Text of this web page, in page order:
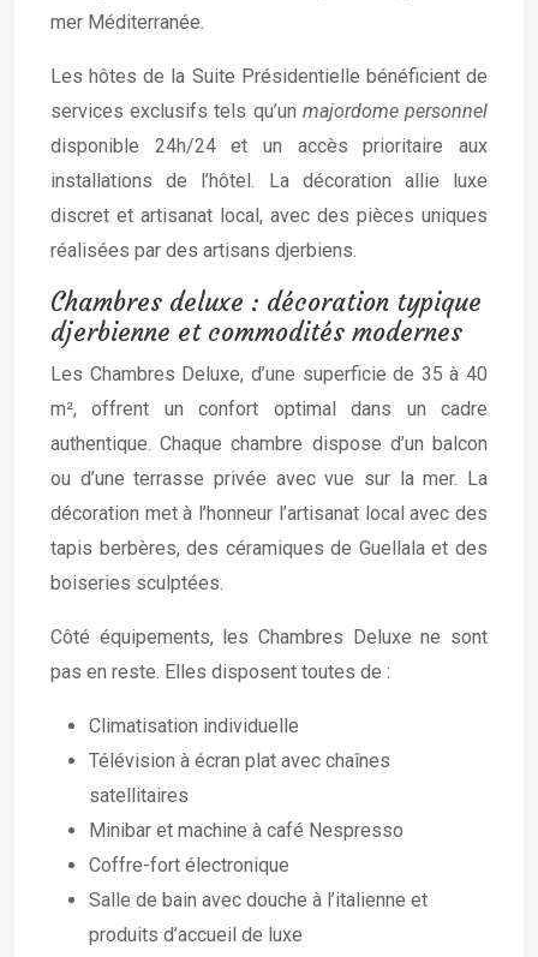
mer Méditerranée.
Les hôtes de la Suite Présidentielle bénéficient de
services exclusifs tels qu’un majordome personnel
disponible 24h/24 et un accès prioritaire aux
installations de l’hôtel. La décoration allie luxe
discret et artisanat local, avec des pièces uniques
réalisées par des artisans djerbiens.
Chambres deluxe : décoration typique
djerbienne et commodités modernes
Les Chambres Deluxe, d’une superficie de 35 à 40
m², offrent un confort optimal dans un cadre
authentique. Chaque chambre dispose d’un balcon
ou d’une terrasse privée avec vue sur la mer. La
décoration met à l’honneur l’artisanat local avec des
tapis berbères, des céramiques de Guellala et des
boiseries sculptées.
Côté équipements, les Chambres Deluxe ne sont
pas en reste. Elles disposent toutes de :
Climatisation individuelle
Télévision à écran plat avec chaînes
satellitaires
Minibar et machine à café Nespresso
Coffre-fort électronique
Salle de bain avec douche à l’italienne et
produits d’accueil de luxe